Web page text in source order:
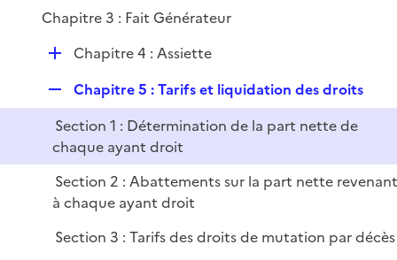
i
Chapitre 3 : Fait Générateur
D
p
i
e
r
Chapitre 4 : Assiette
e
p
l
Chapitre 5 : Tarifs et liquidation des droits
Section 1 : Détermination de la part nette de
chaque ayant droit
Section 2 : Abattements sur la part nette
à chaque ayant droit
Section 3 : Tarifs des droits de mutation par décès